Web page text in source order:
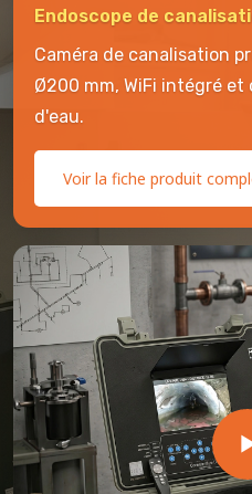
Endoscope de
Caméra de canalisation
Ø200 mm, WiFi intégré et
d'eau.
Voir la fiche produit